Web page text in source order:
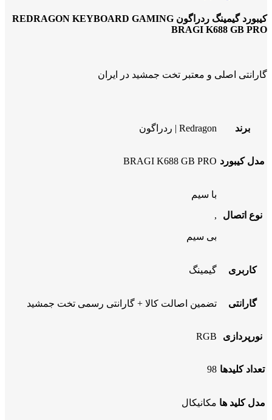
کیبورد گیمینگ ردراگون REDRAGON KEYBOARD GAMING
BRAGI K688 GB PRO
گارانتی اصلی و معتبر تخت جمشید در ایران
برند Redragon | ردراگون
مدل کیبورد BRAGI K688 GB PRO
نوع اتصال
با سیم
,
بی سیم
کاربری گیمینگ
گارانتی تضمین اصالت کالا + گارانتی رسمی تخت جمشید
نورپردازی RGB
تعداد کلیدها 98
مدل کلید ها مکانیکال